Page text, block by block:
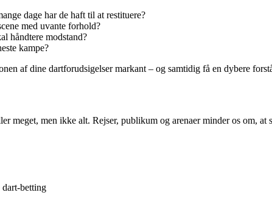
dage har de haft til at restituere?
med uvante forhold?
håndtere modstand?
kampe?
af dine dartforudsigelser markant – og samtidig få en dybere
meget, men ikke alt. Rejser, publikum og arenaer minder os om, at
betting